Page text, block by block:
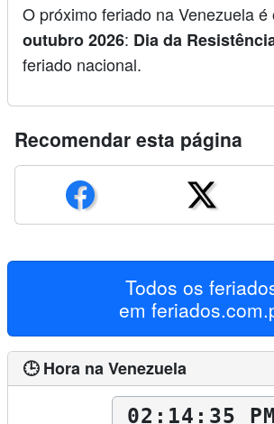
O próximo feriado na Venezuela é
outubro 2026: Dia da
feriado nacional.
Recomendar esta página
Todos os
em
🕒 Hora na Venezuela
02:14:36 PM